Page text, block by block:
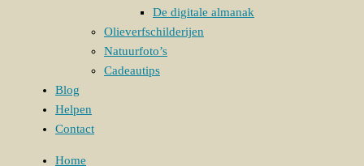
De digitale almanak
Olieverfschilderijen
Natuurfoto’s
Cadeautips
Blog
Helpen
Contact
Home